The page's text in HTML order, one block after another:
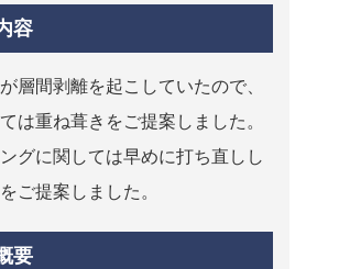
容
層間剥離を起こしていたので、
は重ね葺きをご提案しました。
グに関しては早めに打ち直しし
ご提案しました。
要